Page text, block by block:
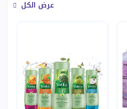
عرض الكل